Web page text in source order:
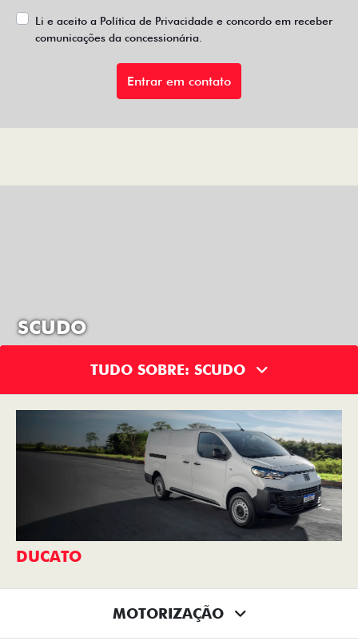
Li e aceito a Política de Privacidade e concordo em receber
comunicações da concessionária.
Entrar em contato
SCUDO
TUDO SOBRE: SCUDO
DUCATO
MOTORIZAÇÃO